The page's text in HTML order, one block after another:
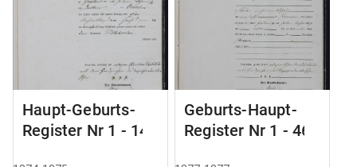
Haupt-Geburts-
Register Nr 1 - 14
Geburts-Haupt-
Register Nr 1 - 46